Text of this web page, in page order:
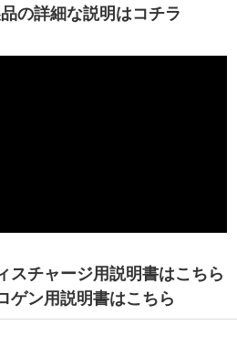
の詳細な説明はコチラ
スチャージ用説明書はこちら
ゲン用説明書はこちら